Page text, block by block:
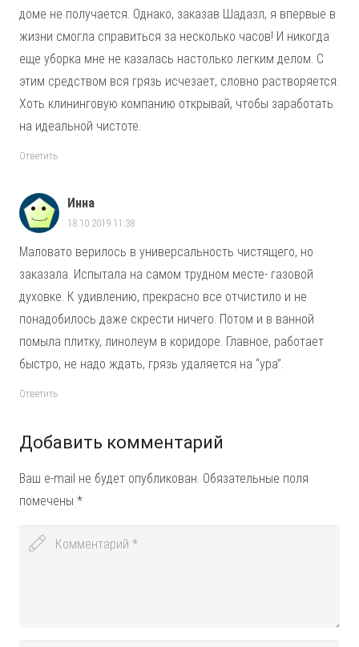
доме не получается. Однако, заказав Шадазл, я впервые в
жизни смогла справиться за несколько часов! И никогда
еще уборка мне не казалась настолько легким делом. С
этим средством вся грязь исчезает, словно растворяется.
Хоть клининговую компанию открывай, чтобы заработать
на идеальной чистоте.
Ответить
Инна
18.10.2019 11:38
Маловато верилось в универсальность чистящего, но
заказала. Испытала на самом трудном месте- газовой
духовке. К удивлению, прекрасно все отчистило и не
понадобилось даже скрести ничего. Потом и в ванной
помыла плитку, линолеум в коридоре. Главное, работает
быстро, не надо ждать, грязь удаляется на “ура”.
Ответить
Добавить комментарий
Ваш e-mail не будет опубликован. Обязательные поля
помечены *